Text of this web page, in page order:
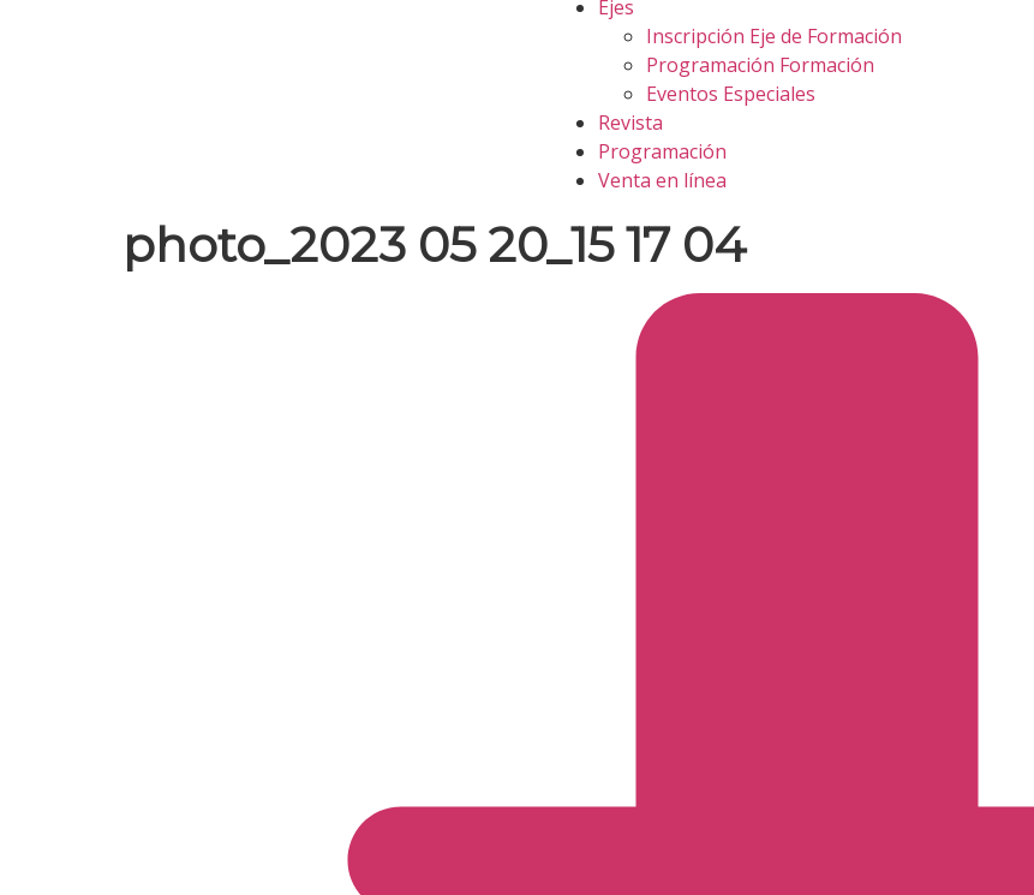
Ejes
Inscripción Eje de Formación
Programación Formación
Eventos Especiales
Revista
Programación
Venta en línea
photo_2023 05 20_15 17 04